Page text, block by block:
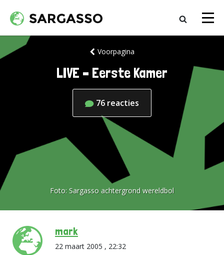
Voorpagina
LIVE – Eerste Kamer
76 reacties
Foto: Sargasso achtergrond wereldbol
mark
22 maart 2005 , 22:32